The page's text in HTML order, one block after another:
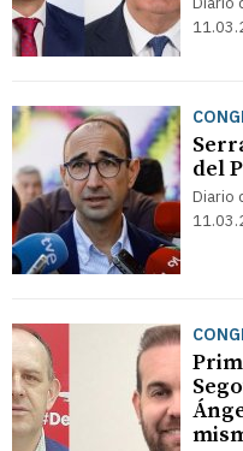
del
Diario